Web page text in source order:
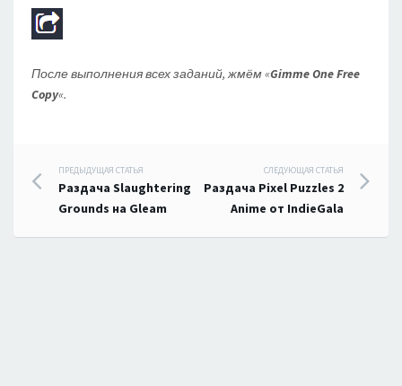
После выполнения всех заданий, жмём «Gimme One Free
Copy«.
Навигация
по
записям
ПРЕДЫДУЩАЯ СТАТЬЯ
Раздача Slaughtering
Grounds на Gleam
СЛЕДУЮЩАЯ СТАТЬЯ
Раздача Pixel Puzzles 2
Anime от IndieGala